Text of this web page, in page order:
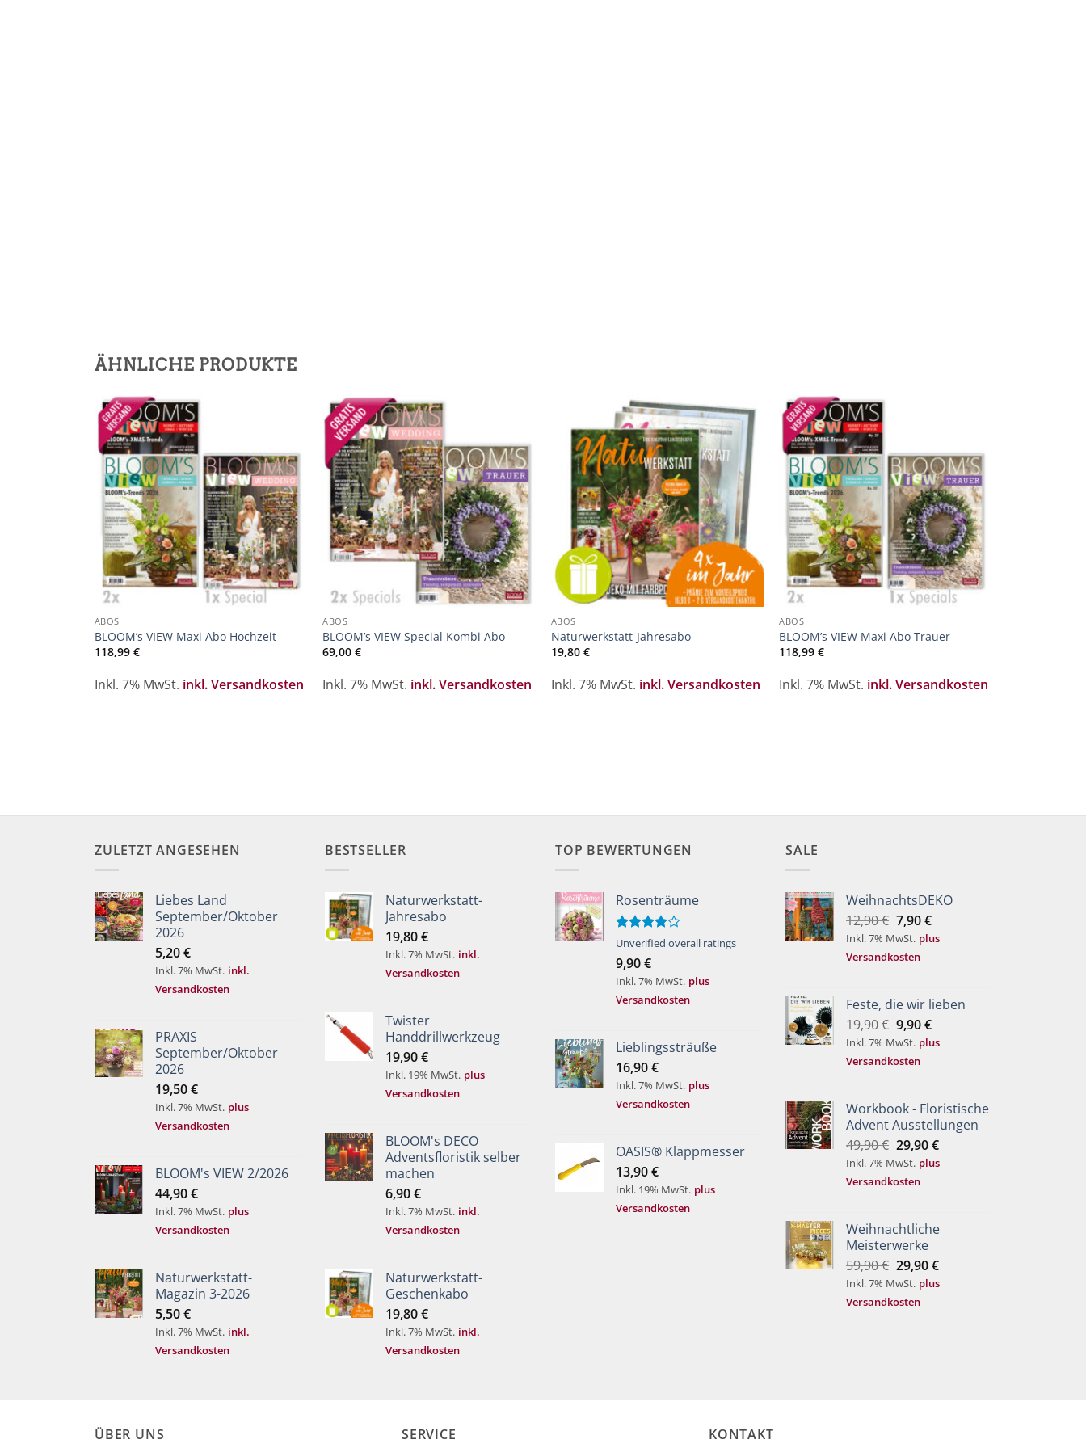
ÄHNLICHE PRODUKTE
Merkliste
hinzufügen
ABOS
BLOOM’s VIEW Maxi Abo Hochzeit
118,99 €
Inkl. 7% MwSt. inkl. Versandkosten
Merkliste
hinzufügen
ABOS
BLOOM’s VIEW Special Kombi Abo
69,00€
Inkl. 7% MwSt. inkl. Versandkosten
Zur
Merkliste
hinzufügen
ABOS
Naturwerkstatt-Jahresabo
19,80 €
Inkl. 7% MwSt. inkl. Versandkosten
hinzufügen
ABOS
BLOOM’s VIEW Maxi Abo Trauer
118,99€
Inkl. 7% MwSt. inkl. Versandkosten
ZULETZT ANGESEHEN
Liebes Land
September/Oktober
2026
5,20€
Inkl. 7% MwSt. inkl.
Versandkosten
PRAXIS
September/Oktober
2026
19,50€
Inkl. 7% MwSt. plus
Versandkosten
BLOOM's VIEW 2/2026
44,90€
Inkl. 7% MwSt. plus
Versandkosten
Naturwerkstatt-
Magazin 3-2026
5,50€
Inkl. 7% MwSt. inkl.
Versandkosten
BESTSELLER
Naturwerkstatt-
Jahresabo
19,80€
Inkl. 7% MwSt. inkl.
Versandkosten
Twister
Handdrillwerkzeug
19,90€
Inkl. 19% MwSt. plus
Versandkosten
BLOOM's DECO
Adventsfloristik selber
machen
6,90€
Inkl. 7% MwSt. inkl.
Versandkosten
Naturwerkstatt-
Geschenkabo
19,80€
Inkl. 7% MwSt. inkl.
Versandkosten
TOP BEWERTUNGEN
Rosenträume
Bewertet
von 5
Unverified overall ratings
9,90€
Inkl. 7% MwSt. plus
Versandkosten
Lieblingssträuße
16,90€
Inkl. 7% MwSt. plus
Versandkosten
OASIS® Klappmesser
13,90€
Inkl. 19% MwSt. plus
Versandkosten
SALE
WeihnachtsDEKO
12,90€ Ursprünglicher
Preis
war:
7,90€Aktueller
Preis
Inkl. 7% MwSt. plus
Versandkosten
Feste, die wir lieben
19,90€ Ursprünglicher
Preis
war:
9,90€Aktueller
Preis
Inkl. 7% MwSt. plus
Versandkosten
Workbook - Floristische
Advent Ausstellungen
49,90€ Ursprünglicher
Preis
war:
29,90€Aktueller
Preis
Inkl. 7% MwSt. plus
Versandkosten
Weihnachtliche
Meisterwerke
59,90€ Ursprünglicher
Preis
war:
29,90€Aktueller
Preis
Inkl. 7% MwSt. plus
Versandkosten
ÜBER UNS SERVICE KONTAKT